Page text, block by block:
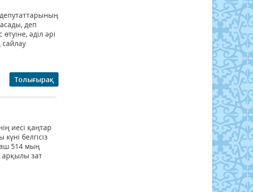
деп
әділ әрі
Толығырақ
иесі қаңтар
белгісіз
514 мың
арқылы зат